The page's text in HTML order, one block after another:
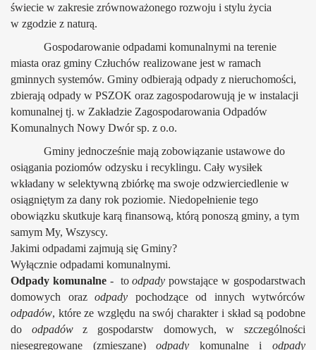
świecie w zakresie zrównoważonego rozwoju i stylu życia
w zgodzie z naturą.
Gospodarowanie odpadami komunalnymi na terenie
miasta oraz gminy Człuchów realizowane jest w ramach
gminnych systemów. Gminy odbierają odpady z nieruchomości,
zbierają odpady w PSZOK oraz zagospodarowują je w instalacji
komunalnej tj. w Zakładzie Zagospodarowania Odpadów
Komunalnych Nowy Dwór sp. z o.o.
Gminy jednocześnie mają zobowiązanie ustawowe do
osiągania poziomów odzysku i recyklingu. Cały wysiłek
wkładany w selektywną zbiórkę ma swoje odzwierciedlenie w
osiągniętym za dany rok poziomie. Niedopełnienie tego
obowiązku skutkuje karą finansową, którą ponoszą gminy, a tym
samym My, Wszyscy.
Jakimi odpadami zajmują się Gminy?
Wyłącznie odpadami komunalnymi.
Odpady komunalne- toodpady powstające w gospodarstwach
domowych oraz odpady pochodzące od innych wytwórców
odpadów, które ze względu na swój charakter i skład są podobne
do odpadówz gospodarstw domowych, w szczególności
niesegregowane (zmieszane)odpady komunalne iodpady